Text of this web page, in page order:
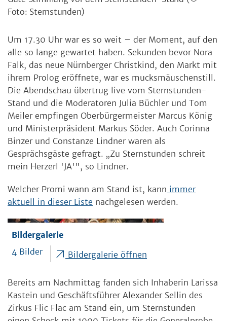
Foto: Sternstunden)
Um 17.30 Uhr war es so weit – der Moment, auf den
alle so lange gewartet haben. Sekunden bevor Nora
Falk, das neue Nürnberger Christkind, den Markt mit
ihrem Prolog eröffnete, war es mucksmäuschenstill.
Die Abendschau übertrug live vom Sternstunden-
Stand und die Moderatoren Julia Büchler und Tom
Meiler empfingen Oberbürgermeister Marcus König
und Ministerpräsident Markus Söder. Auch Corinna
Binzer und Constanze Lindner waren als
Gesprächsgäste gefragt. „Zu Sternstunden schreit
mein Herzerl 'JA'", so Lindner.
Welcher Promi wann am Stand ist, kann immer
aktuell in dieser Liste nachgelesen werden.
Bildergalerie
4 Bilder
Bildergalerie öffnen
Bereits am Nachmittag fanden sich Inhaberin Larissa
Kastein und Geschäftsführer Alexander Sellin des
Zirkus Flic Flac am Stand ein, um Sternstunden